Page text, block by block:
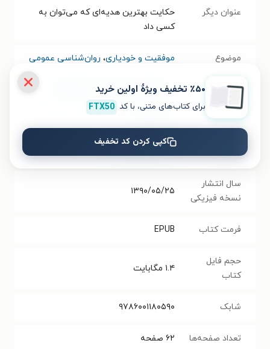
عنوان دیگر
حکایت بهترین هدیه‌ای که می‌توان به
کسی داد
موضوع موفقیت و خودیاری، روان‌شناسی عمومی
نویسنده ریچارد کارلسون، کریستین کارلسون
مترجم
انتشارات
سال انتشار
نسخه فیزیکی
۱۳۹۰/۰۵/۲۵
فرمت کتاب EPUB
حجم فایل
کتاب
۱.۴ مگابایت
شابک ۹۷۸۶۰۰۱۱۸۰۵۹۰
تعداد صفحه‌ها ۶۲ صفحه
٪۵۰ تخفیف ویژۀ اولین خرید
برای کتاب‌های متنی، با کد FTX50
کپی کردن کد تخفیف